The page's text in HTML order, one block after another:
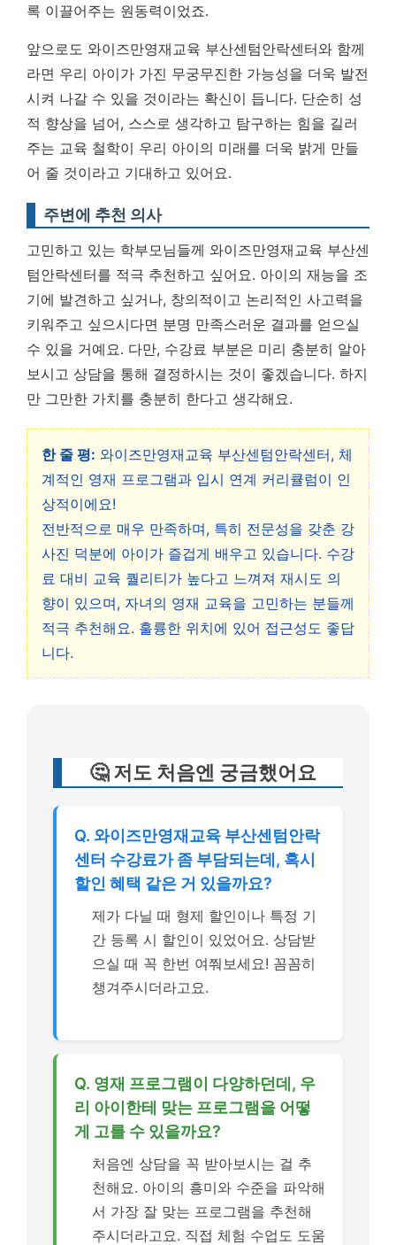
록 이끌어주는 원동력이었죠.
앞으로도 와이즈만영재교육 부산센텀안락센터와 함께
라면 우리 아이가 가진 무궁무진한 가능성을 더욱 발전
시켜 나갈 수 있을 것이라는 확신이 듭니다. 단순히 성
적 향상을 넘어, 스스로 생각하고 탐구하는 힘을 길러
주는 교육 철학이 우리 아이의 미래를 더욱 밝게 만들
어 줄 것이라고 기대하고 있어요.
주변에 추천 의사
고민하고 있는 학부모님들께 와이즈만영재교육 부산센
텀안락센터를 적극 추천하고 싶어요. 아이의 재능을 조
기에 발견하고 싶거나, 창의적이고 논리적인 사고력을
키워주고 싶으시다면 분명 만족스러운 결과를 얻으실
수 있을 거예요. 다만, 수강료 부분은 미리 충분히 알아
보시고 상담을 통해 결정하시는 것이 좋겠습니다. 하지
만 그만한 가치를 충분히 한다고 생각해요.
한 줄 평: 와이즈만영재교육 부산센텀안락센터, 체
계적인 영재 프로그램과 입시 연계 커리큘럼이 인
상적이에요!
전반적으로 매우 만족하며, 특히 전문성을 갖춘 강
사진 덕분에 아이가 즐겁게 배우고 있습니다. 수강
료 대비 교육 퀄리티가 높다고 느껴져 재시도 의
향이 있으며, 자녀의 영재 교육을 고민하는 분들께
적극 추천해요. 훌륭한 위치에 있어 접근성도 좋답
니다.
🤔 저도 처음엔 궁금했어요
Q. 와이즈만영재교육 부산센텀안락
센터 수강료가 좀 부담되는데, 혹시
할인 혜택 같은 거 있을까요?
제가 다닐 때 형제 할인이나 특정 기
간 등록 시 할인이 있었어요. 상담받
으실 때 꼭 한번 여쭤보세요! 꼼꼼히
챙겨주시더라고요.
Q. 영재 프로그램이 다양하던데, 우
리 아이한테 맞는 프로그램을 어떻
게 고를 수 있을까요?
처음엔 상담을 꼭 받아보시는 걸 추
천해요. 아이의 흥미와 수준을 파악해
서 가장 잘 맞는 프로그램을 추천해
주시더라고요. 직접 체험 수업도 도움